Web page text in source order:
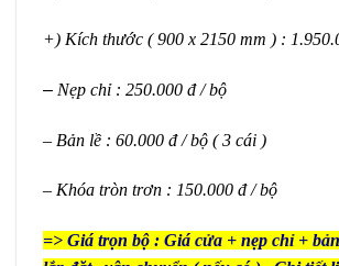
+) Kích thước ( 900 x 2150 mm ) :
– Nẹp chỉ : 250.000 đ / bộ
– Bản lề : 60.000 đ / bộ ( 3 cái )
– Khóa tròn trơn : 150.000 đ / bộ
=> Giá trọn bộ : Giá cửa + nẹp chỉ +